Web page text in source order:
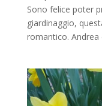
Sono felice poter
giardinaggio,
romantico. Andrea